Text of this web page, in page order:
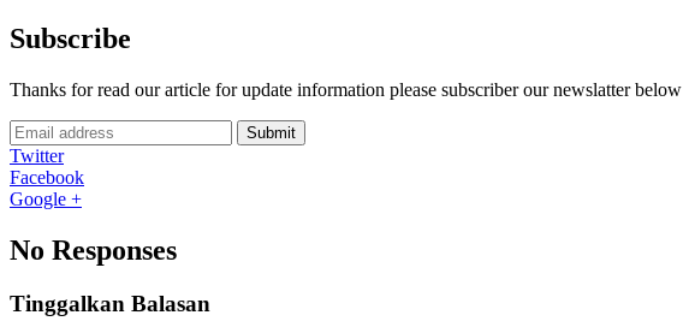
Subscribe
Thanks for read our article for update information please subscriber our newslatter below
Submit
Twitter
Facebook
Google +
No Responses
Tinggalkan Balasan